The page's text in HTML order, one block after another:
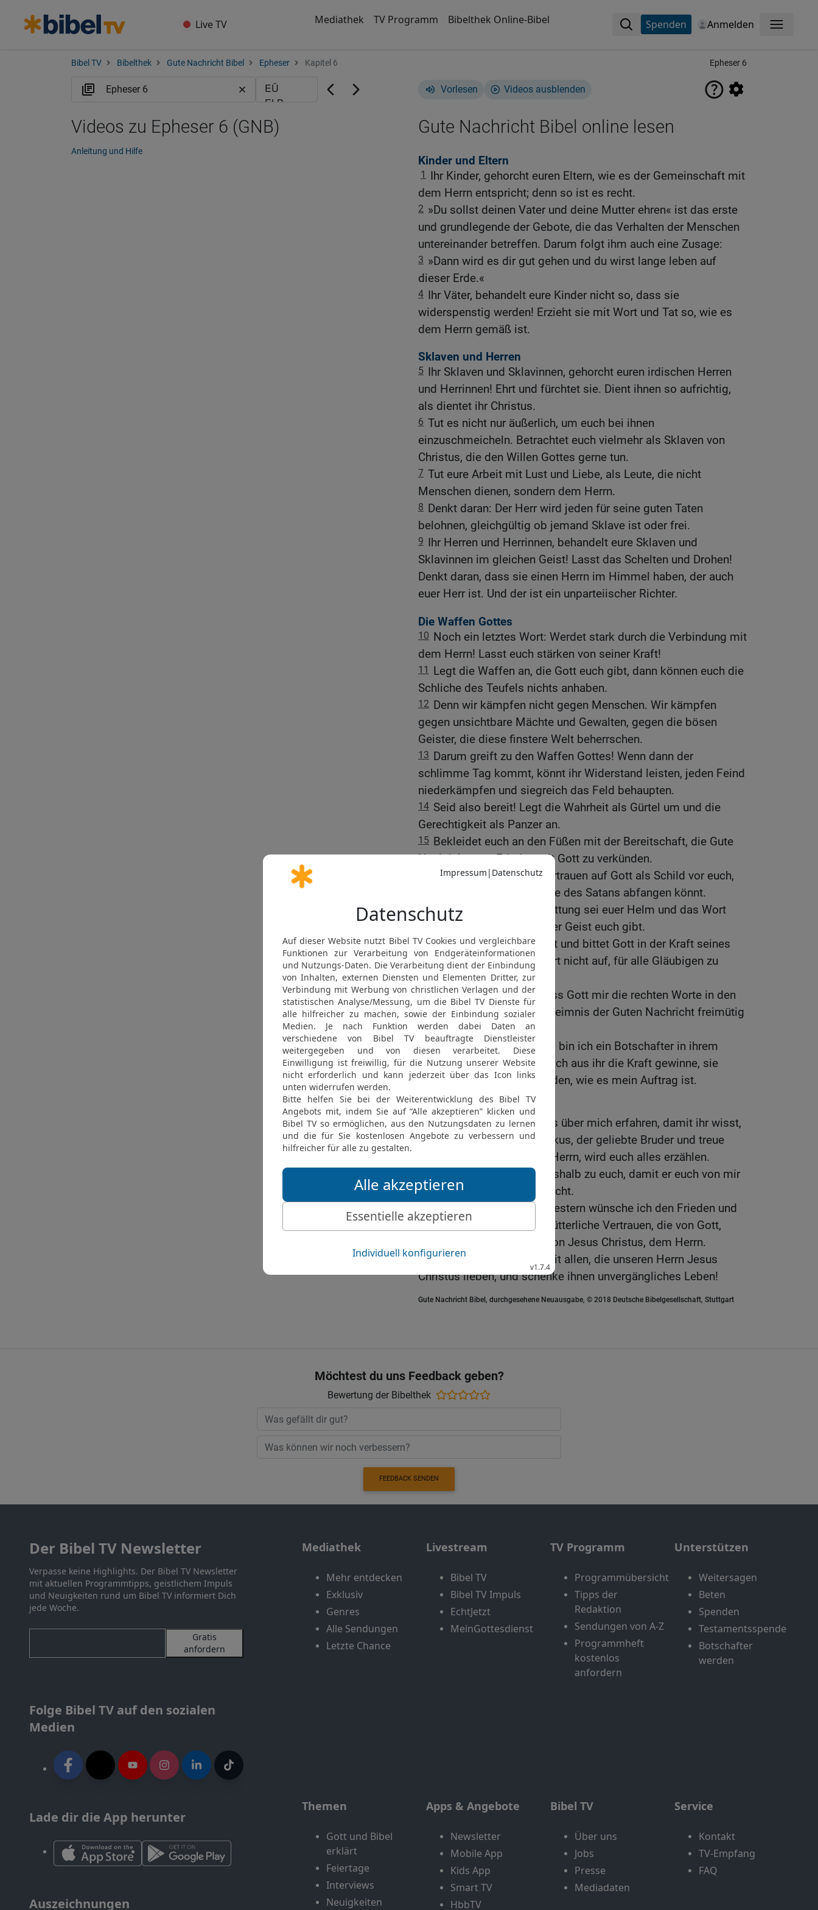
Live TV Mediathek TV Programm Bibelthek Online-Bibel Spenden Anmelden Menü
Bibel TV Bibelthek Gute Nachricht Bibel Epheser Kapitel 6 Epheser 6
Vorlesen Videos ausblenden
Gute Nachricht Bibel online lesen
Kinder und Eltern
1
Ihr Kinder, gehorcht euren Eltern, wie es der Gemeinschaft mit
dem Herrn entspricht; denn so ist es recht.
2 »Du sollst deinen Vater und deine Mutter ehren« ist das erste
und grundlegende der Gebote, die das Verhalten der Menschen
untereinander betreffen. Darum folgt ihm auch eine Zusage:
3 »Dann wird es dir gut gehen und du wirst lange leben auf
dieser Erde.«
4 Ihr Väter, behandelt eure Kinder nicht so, dass sie
widerspenstig werden! Erzieht sie mit Wort und Tat so, wie es
dem Herrn gemäß ist.
Sklaven und Herren
5 Ihr Sklaven und Sklavinnen, gehorcht euren irdischen Herren
und Herrinnen! Ehrt und fürchtet sie. Dient ihnen so aufrichtig,
als dientet ihr Christus.
6 Tut es nicht nur äußerlich, um euch bei ihnen
einzuschmeicheln. Betrachtet euch vielmehr als Sklaven von
Christus, die den Willen Gottes gerne tun.
7 Tut eure Arbeit mit Lust und Liebe, als Leute, die nicht
Menschen dienen, sondern dem Herrn.
8 Denkt daran: Der Herr wird jeden für seine guten Taten
belohnen, gleichgültig ob jemand Sklave ist oder frei.
9 Ihr Herren und Herrinnen, behandelt eure Sklaven und
Sklavinnen im gleichen Geist! Lasst das Schelten und Drohen!
Denkt daran, dass sie einen Herrn im Himmel haben, der auch
euer Herr ist. Und der ist ein unparteiischer Richter.
Die Waffen Gottes
10 Noch ein letztes Wort: Werdet stark durch die Verbindung mit
dem Herrn! Lasst euch stärken von seiner Kraft!
11 Legt die Waffen an, die Gott euch gibt, dann können euch die
Schliche des Teufels nichts anhaben.
12 Denn wir kämpfen nicht gegen Menschen. Wir kämpfen
gegen unsichtbare Mächte und Gewalten, gegen die bösen
Geister, die diese finstere Welt beherrschen.
13 Darum greift zu den Waffen Gottes! Wenn dann der
schlimme Tag kommt, könnt ihr Widerstand leisten, jeden Feind
niederkämpfen und siegreich das Feld behaupten.
14 Seid also bereit! Legt die Wahrheit als Gürtel um und die
Gerechtigkeit als Panzer an.
15 Bekleidet euch an den Füßen mit der Bereitschaft, die Gute
Nachricht vom Frieden mit Gott zu verkünden.
Vor allem haltet das Vertrauen auf Gott als Schild vor euch,
mit dem ihr alle Brandpfeile des Satans abfangen könnt.
17 Die Gewissheit eurer Rettung sei euer Helm und das Wort
Gottes das Schwert, das der Geist euch gibt.
18 Betet dabei zu jeder Zeit und bittet Gott in der Kraft seines
Geistes. Seid wach und hört nicht auf, für alle Gläubigen zu
beten.
19 Betet auch für mich, dass Gott mir die rechten Worte in den
Mund legt und ich das Geheimnis der Guten Nachricht freimütig
bekannt machen kann.
20 Auch jetzt im Gefängnis bin ich ein Botschafter in ihrem
Dienst. Betet darum, dass ich aus ihr die Kraft gewinne, sie
mutig und offen zu verkünden, wie es mein Auftrag ist.
Grüße und Wünsche
21 Ihr sollt aber auch etwas über mich erfahren, damit ihr wisst,
wie es mit mir steht. Tychikus, der geliebte Bruder und treue
Sachwalter im Dienst des Herrn, wird euch alles erzählen.
Ich schicke ihn eben deshalb zu euch, damit er euch von mir
berichtet und euch Mut macht.
Allen Brüdern und Schwestern wünsche ich den Frieden und
die Liebe und das unerschütterliche Vertrauen, die von Gott,
dem Vater, kommen und von Jesus Christus, dem Herrn.
24 Die Gnade Gottes sei mit allen, die unseren Herrn Jesus
Christus lieben, und schenke ihnen unvergängliches Leben!
Gute Nachricht Bibel, durchgesehene Neuausgabe, © 2018 Deutsche Bibelgesellschaft, Stuttgart
Videos zu Epheser 6 (GNB)
Anleitung und Hilfe
Möchtest du uns Feedback geben?
Bewertung der Bibelthek
FEEDBACK SENDEN
Der Bibel TV Newsletter
Verpasse keine Highlights. Der Bibel TV Newsletter
mit aktuellen Programmtipps, geistlichem Impuls
und Neuigkeiten rund um Bibel TV informiert Dich
jede Woche.
Gratis
anfordern
Folge Bibel TV auf den sozialen
Medien
Lade dir die App herunter
Auszeichnungen
Mediathek
Mehr entdecken
Exklusiv
Genres
Alle Sendungen
Letzte Chance
Livestream
Bibel TV
Bibel TV Impuls
EchtJetzt
MeinGottesdienst
TV Programm
Programmübersicht
Tipps der
Redaktion
Sendungen von A-Z
Programmheft
kostenlos
anfordern
Unterstützen
Weitersagen
Beten
Spenden
Testamentsspende
Botschafter
werden
Themen
Gott und Bibel
erklärt
Feiertage
Interviews
Neuigkeiten
Apps & Angebote
Newsletter
Mobile App
Kids App
Smart TV
HbbTV
Bibel TV
Über uns
Jobs
Presse
Mediadaten
Service
Kontakt
TV-Empfang
FAQ